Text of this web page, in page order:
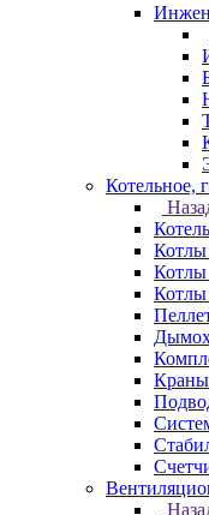
Котельное,
Котлы
Котлы
Котлы
Краны